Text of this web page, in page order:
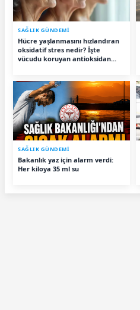
SAĞLIK GÜNDEMİ
Hücre yaşlanmasını hızlandıran
oksidatif stres nedir? İşte
vücudu koruyan antioksidan
SAĞLIK GÜNDEMİ
Bakanlık yaz için alarm verdi:
Her kiloya 35 ml su